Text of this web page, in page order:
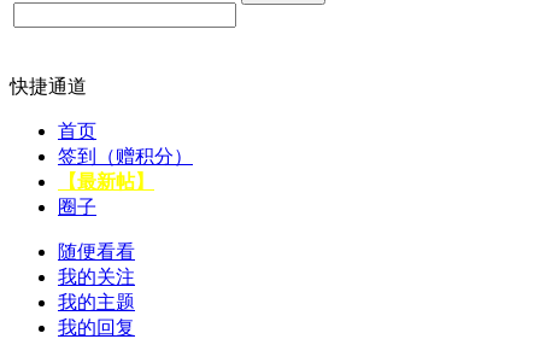
快捷通道
首页
签到（赠积分）
【最新帖】
圈子
随便看看
我的关注
我的主题
我的回复